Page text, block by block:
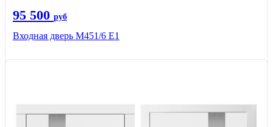
95 500 руб
Входная дверь М451/6 Е1